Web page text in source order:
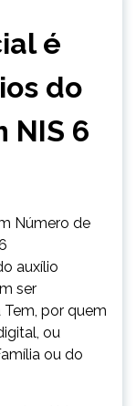
é
do
NIS 6
Número de
auxílio
ser
por quem
ou
ou do